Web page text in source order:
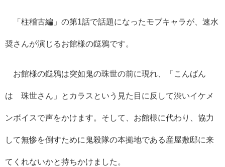
「柱稽古編」の第1話で話題になったモブキャラが、速水
奨さんが演じるお館様の鎹鴉です。
お館様の鎹鴉は突如鬼の珠世の前に現れ、「こんばん
は 珠世さん」とカラスという見た目に反して渋いイケメ
ンボイスで声をかけます。そして、お館様に代わり、協力
して無惨を倒すために鬼殺隊の本拠地である産屋敷邸に来
てくれないかと持ちかけました。